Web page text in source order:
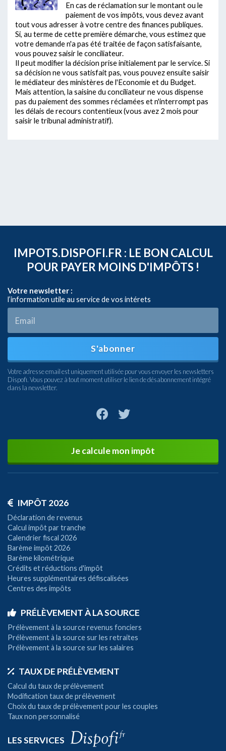
En cas de réclamation sur le montant ou le
paiement de vos impôts, vous devez avant
tout vous adresser à votre centre des finances publiques.
Si, au terme de cette première démarche, vous estimez que
votre demande n'a pas été traitée de façon satisfaisante,
vous pouvez saisir le conciliateur.
Il peut modifier la décision prise initialement par le service. Si
sa décision ne vous satisfait pas, vous pouvez ensuite saisir
le médiateur des ministères de l'Economie et du Budget.
Mais attention, la saisine du conciliateur ne vous dispense
pas du paiement des sommes réclamées et n'interrompt pas
les délais de recours contentieux (vous avez 2 mois pour
saisir le tribunal administratif).
IMPOTS.DISPOFI.FR : LE BON CALCUL
POUR PAYER MOINS D'IMPÔTS !
Votre newsletter :
l’information utile au service de vos intérets
S'abonner
Votre adresse email est uniquement utilisée pour vous envoyer les newsletters
Dispofi. Vous pouvez à tout moment utiliser le lien de désabonnement intégré
dans la newsletter.
Je calcule mon impôt
IMPÔT 2026
Déclaration de revenus
Calcul impôt par tranche
Calendrier fiscal 2026
Barème impôt 2026
Barème kilométrique
Crédits et réductions d'impôt
Heures supplémentaires défiscalisées
Centres des impôts
PRÉLÈVEMENT À LA SOURCE
Prélèvement à la source revenus fonciers
Prélèvement à la source sur les retraites
Prélèvement à la source sur les salaires
TAUX DE PRÉLÈVEMENT
Calcul du taux de prélèvement
Modification taux de prélèvement
Choix du taux de prélèvement pour les couples
Taux non personnalisé
LES SERVICES